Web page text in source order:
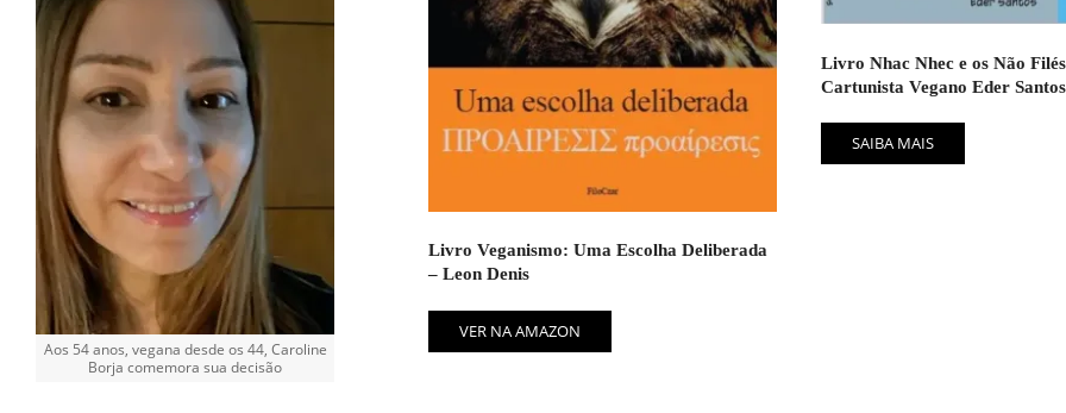
Livro Veganismo: Uma Escolha Deliberada
– Leon Denis
VER NA AMAZON
Livro Nhac Nhec e os Não
Cartunista Vegano Eder Santos
SAIBA MAIS
Aos 54 anos, vegana desde os 44, Caroline
Borja comemora sua decisão